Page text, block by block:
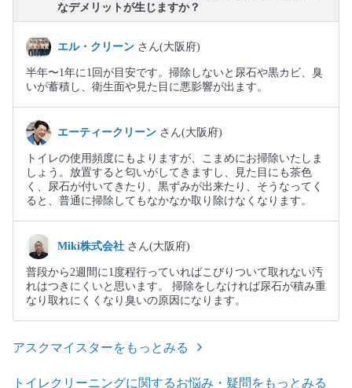
なデメリットが生じますか？
エル・クリーン さん(大阪府)
半年〜1年に1回が目安です。掃除しないと尿石や黒カビ、臭
いが蓄積し、衛生面や見た目に悪影響が出ます。
エーティークリーン さん(大阪府)
トイレの使用頻度にもよりますが、こまめにお掃除いたしま
しょう。放置すると匂いがしてきますし、見た目にも茶色
く、尿石が付いてきたり、黒ずみが出来たり、そうなってく
ると、普通に掃除してもなかなか取り除けなくなります。
Miki株式会社 さん(大阪府)
普段から2週間に1度程行っていればこびりついて取れない汚
れはつきにくいと思います。 掃除をしなければ尿石が積み重
なり取れにくくなり臭いの原因になります。
アスクマイスターをもっとみる
トイレクリーニングに関するお悩み・疑問をもっとみる